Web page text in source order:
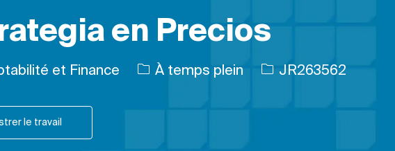
en Precios
et Finance Type d’emploi
À temps plein ID de l’emploi
JR263562
le travail